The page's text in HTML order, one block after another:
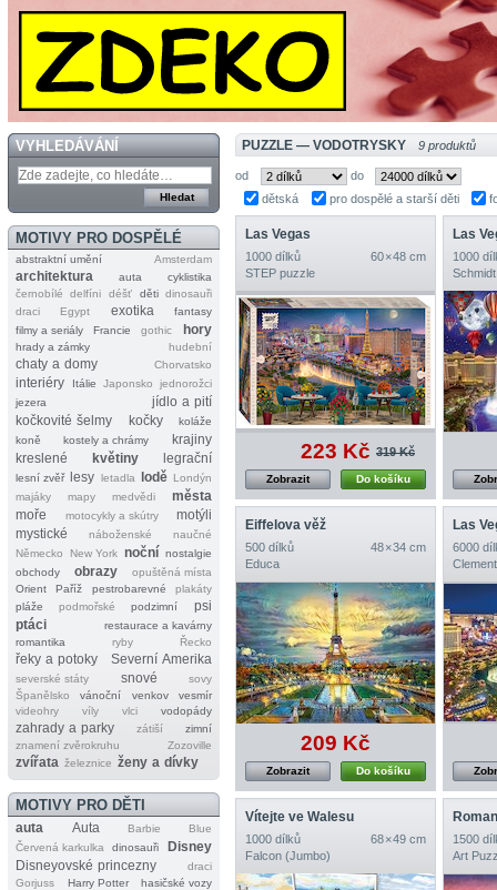
VYHLEDÁVÁNÍ
MOTIVY PRO DOSPĚLÉ
abstraktní umění Amsterdam
architektura auta
cyklistika
černobílé
delfíni déšť děti dinosauři
draci
Egypt exotika
fantasy
filmy a seriály
Francie gothic hory
hrady a zámky hudební
chaty a domy Chorvatsko
interiéry Itálie Japonsko
jednorožci
jezera
jídlo a pití
kočkovité šelmy
kočky
koláže
koně
kostely a chrámy
krajiny
kreslené
květiny legrační
lesní zvěř lesy letadla lodě Londýn
majáky
mapy medvědi
města
moře
motocykly a skútry
motýli
mystické
náboženské
naučné
Německo
New York noční nostalgie
obchody
obrazy
opuštěná místa
Orient
Paříž pestrobarevné
plakáty
pláže
podmořské podzimní
psi
ptáci
restaurace a kavárny
romantika
ryby Řecko
řeky a potoky Severní Amerika
severské státy snové
sovy
Španělsko
vánoční venkov
vesmír
videohry
víly vlci vodopády
zahrady a parky zátiší
zimní
znamení zvěrokruhu
Zozoville
zvířata železnice ženy a dívky
MOTIVY PRO DĚTI
auta Auta Barbie
Blue
Červená karkulka
dinosauři
Disney
Disneyovské princezny
draci
Gorjuss
Harry Potter
hasičské vozy
PUZZLE — VODOTRYSKY 9 produktů
od
do
dětská
pro dospělé a starší děti
Las Vegas
1000 dílků
60 × 48 cm
STEP puzzle
223 Kč 319 Kč
Do košíku
Zobrazit
Las
1000
Schmidt
Eiffelova věž
500 dílků
48 × 34 cm
Educa
209 Kč
Do košíku
Zobrazit
Las
6000
Vítejte ve Walesu
1000 dílků
68 × 49 cm
Falcon (Jumbo)
1500
Art